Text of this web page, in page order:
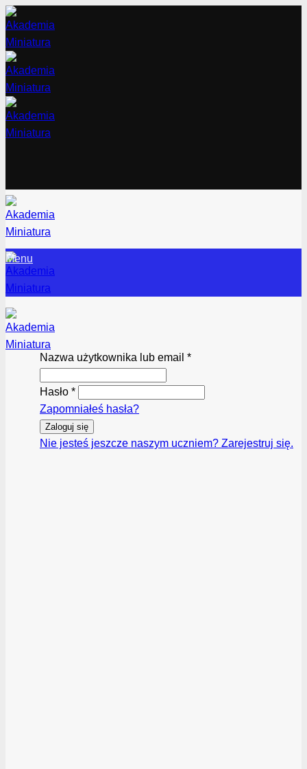
Przewiń
do
zawartości
Menu
Nazwa użytkownika lub email *
Hasło *
Zapomniałeś hasła?
Zaloguj się
Nie jesteś jeszcze naszym uczniem? Zarejestruj się.